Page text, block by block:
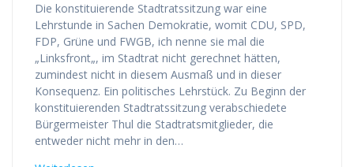
Die konstituierende Stadtratssitzung war eine
Lehrstunde in Sachen Demokratie, womit CDU, SPD,
FDP, Grüne und FWGB, ich nenne sie mal die
„Linksfront„, im Stadtrat nicht gerechnet hätten,
zumindest nicht in diesem Ausmaß und in dieser
Konsequenz. Ein politisches Lehrstück. Zu Beginn der
konstituierenden Stadtratssitzung verabschiedete
Bürgermeister Thul die Stadtratsmitglieder, die
entweder nicht mehr in den…